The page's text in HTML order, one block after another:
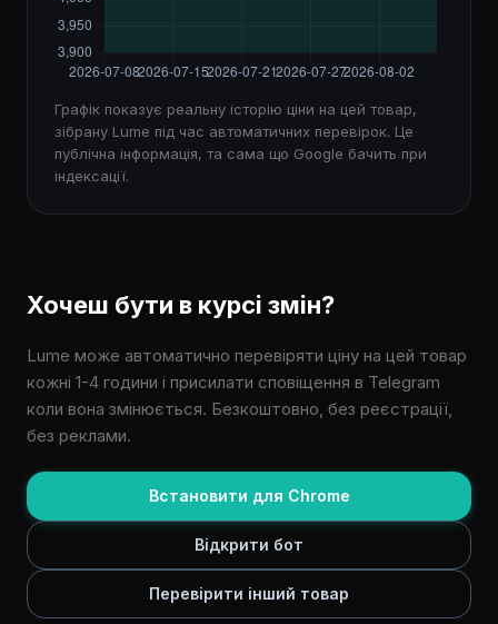
Графік показує реальну історію ціни на цей товар,
зібрану Lume під час автоматичних перевірок. Це
публічна інформація, та сама що Google бачить при
індексації.
Хочеш бути в курсі змін?
Lume може автоматично перевіряти ціну на цей товар
кожні 1-4 години і присилати сповіщення в Telegram
коли вона змінюється. Безкоштовно, без реєстрації,
без реклами.
Встановити для Chrome
Відкрити бот
Перевірити інший товар